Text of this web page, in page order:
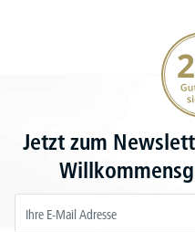
20€
Jetzt zum